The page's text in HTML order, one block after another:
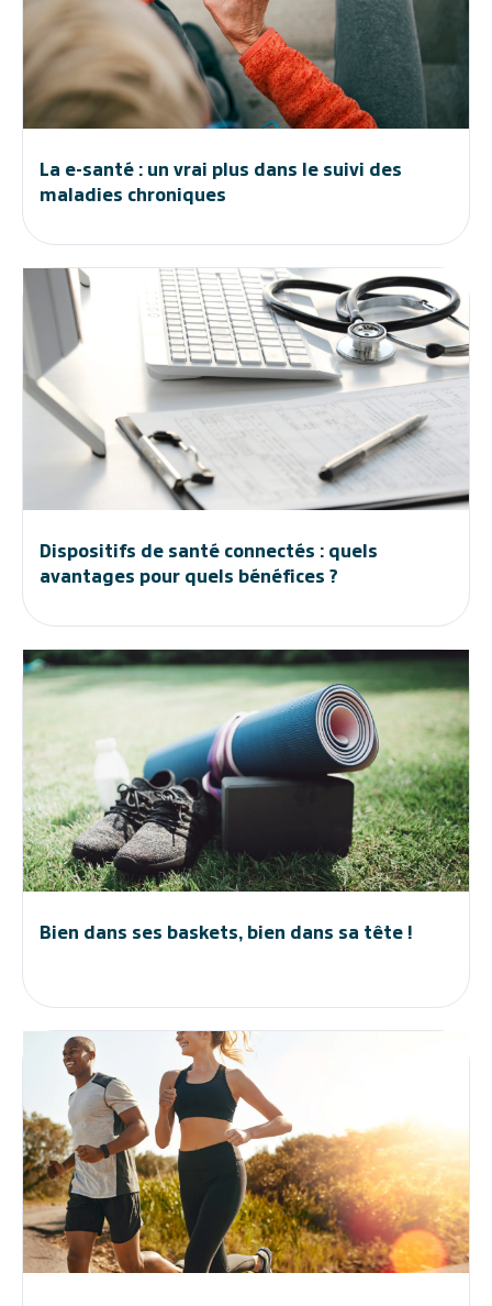
La e-santé : un vrai plus dans le suivi des
maladies chroniques
Dispositifs de santé connectés : quels
avantages pour quels bénéfices ?
Bien dans ses baskets, bien dans sa tête !